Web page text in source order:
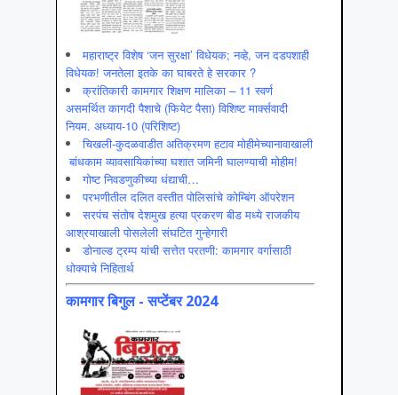
महाराष्ट्र विशेष ‘जन सुरक्षा’ विधेयक; नव्हे, जन दडपशाही
विधेयक! जनतेला इतके का घाबरते हे सरकार ?
क्रांतिकारी कामगार शिक्षण मालिका – 11 स्वर्ण
असमर्थित कागदी पैशाचे (फियेट पैसा) विशिष्ट मार्क्सवादी
नियम. अध्याय-10 (परिशिष्ट)
चिखली-कुदळवाडीत अतिक्रमण हटाव मोहीमेच्यानावाखाली
बांधकाम व्यावसायिकांच्या घशात जमिनी घालण्याची मोहीम!
गोष्ट निवडणुकीच्या धंद्याची…
परभणीतील दलित वस्तीत पोलिसांचे कोम्बिंग ऑपरेशन
सरपंच संतोष देशमुख हत्या प्रकरण बीड मध्ये राजकीय
आश्रयाखाली पोसलेली संघटित गुन्हेगारी
डोनाल्ड ट्रम्प यांची सत्तेत परतणी: कामगार वर्गासाठी
धोक्याचे निहितार्थ
कामगार बिगुल - सप्टेंबर 2024